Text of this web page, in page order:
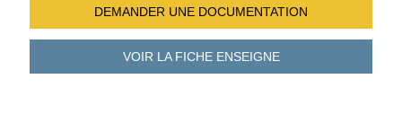
DEMANDER UNE DOCUMENTATION
VOIR LA FICHEENSEIGNE